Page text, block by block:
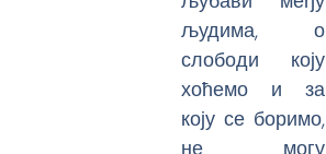
људима, о
слободи коју
хоћемо и за
коју се боримо,
не могу